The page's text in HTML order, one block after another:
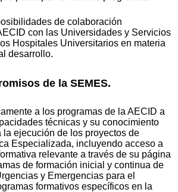
de colaboración
con las Universidades y Servicios
Hospitales Universitarios en materia
desarrollo.
de la SEMES.
a los programas de la AECID a
técnicas y su conocimiento
la ejecución de los proyectos de
Especializada, incluyendo acceso a
relevante a través de su página
de formación inicial y continua de
y Emergencias para el
formativos específicos en la